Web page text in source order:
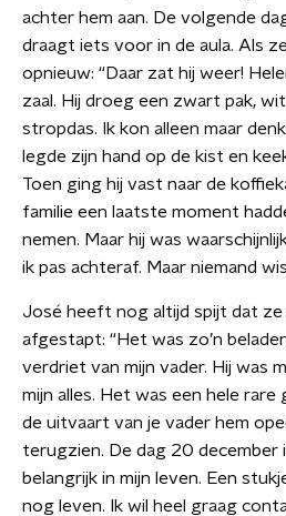
achter hem aan. De volgende
draagt iets voor in de aula. Als
opnieuw: “Daar zat hij weer!
zaal. Hij droeg een zwart pak,
stropdas. Ik kon alleen maar
legde zijn hand op de kist en
Toen ging hij vast naar de
familie een laatste moment
nemen. Maar hij was
ik pas achteraf. Maar niemand
José heeft nog altijd spijt dat ze
afgestapt: “Het was zo’n
verdriet van mijn vader. Hij was
mijn alles. Het was een hele
de uitvaart van je vader hem
terugzien. De dag 20 december
belangrijk in mijn leven. Een
nog leven. Ik wil heel graag